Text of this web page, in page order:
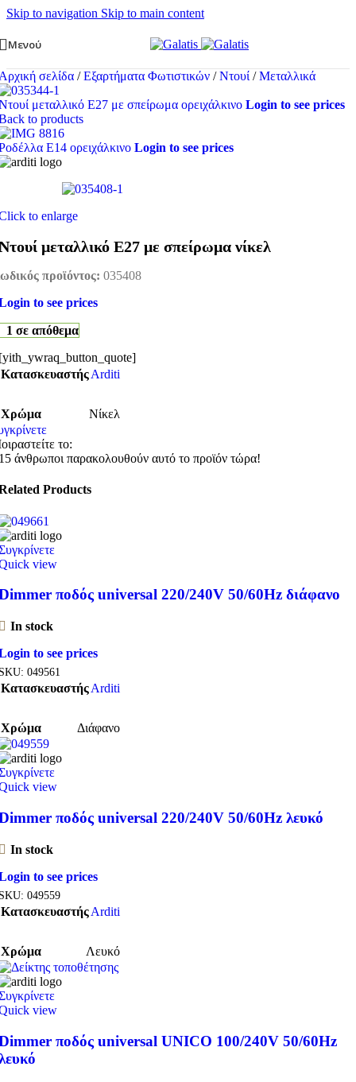
Skip to navigation Skip to main content
Μενού
σελίδα / Εξαρτήματα Φωτιστικών / Ντουί / Μεταλλικά
μεταλλικό Ε27 με σπείρωμα ορειχάλκινο Login to see prices
to products
Ε14 ορειχάλκινο Login to see prices
to enlarge
μεταλλικό Ε27 με σπείρωμα νίκελ
προϊόντος: 035408
to see prices
1 σε απόθεμα
ΚατασκευαστήςArditi
Χρώμα
Νίκελ
το:
άνθρωποι παρακολουθούν αυτό το προϊόν τώρα!
Products
view
ποδός universal 220/240V 50/60Hz διάφανο
In stock
to see prices
049561
ΚατασκευαστήςArditi
Χρώμα Διάφανο
view
ποδός universal 220/240V 50/60Hz λευκό
In stock
to see prices
049559
ΚατασκευαστήςArditi
Χρώμα Λευκό
view
ποδός universal UNICO 100/240V 50/60Hz